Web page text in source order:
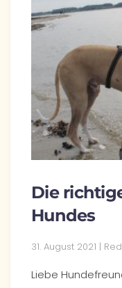
Die
Hundes
31. August 2021 |
Liebe